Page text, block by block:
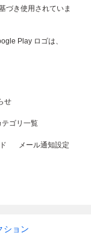
づき使用されていま
Play ロゴは、
せ
テゴリ一覧
メール通知設定
ション